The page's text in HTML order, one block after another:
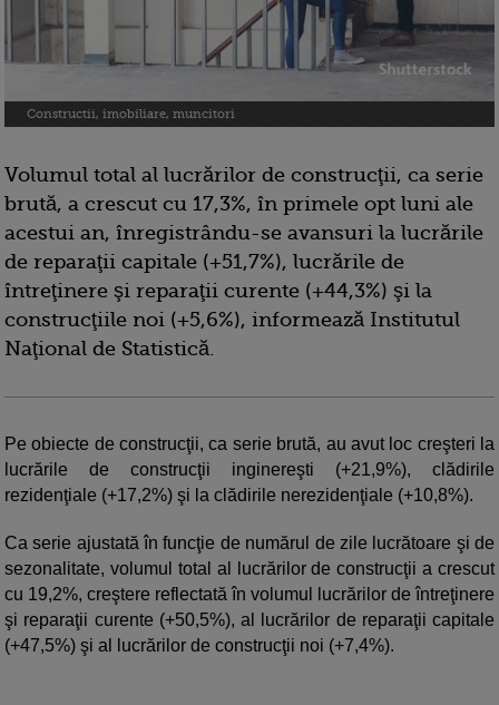
Constructii, imobiliare, muncitori
Volumul total al lucrărilor de construcţii, ca serie
brută, a crescut cu 17,3%, în primele opt luni ale
acestui an, înregistrându-se avansuri la lucrările
de reparaţii capitale (+51,7%), lucrările de
întreţinere şi reparaţii curente (+44,3%) şi la
construcţiile noi (+5,6%), informează Institutul
Naţional de Statistică.
Pe obiecte de construcţii, ca serie brută, au avut loc creşteri la
lucrările de construcţii inginereşti (+21,9%), clădirile
rezidenţiale (+17,2%) şi la clădirile nerezidenţiale (+10,8%).
Ca serie ajustată în funcţie de numărul de zile lucrătoare şi de
sezonalitate, volumul total al lucrărilor de construcţii a crescut
cu 19,2%, creştere reflectată în volumul lucrărilor de întreţinere
şi reparaţii curente (+50,5%), al lucrărilor de reparaţii capitale
(+47,5%) şi al lucrărilor de construcţii noi (+7,4%).